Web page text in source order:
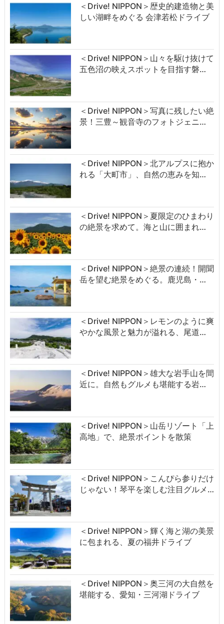
＜Drive! NIPPON＞歴史的建造物と美
しい湖畔をめぐる 会津若松ドライブ
＜Drive! NIPPON＞山々を駆け抜けて
五色沼の映えスポットを目指す磐…
＜Drive! NIPPON＞写真に残したい絶
景！三豊～観音寺のフォトジェニ…
＜Drive! NIPPON＞北アルプスに抱か
れる「大町市」、自然の恵みを知…
＜Drive! NIPPON＞夏限定のひまわり
の絶景を求めて。海と山に囲まれ…
＜Drive! NIPPON＞絶景の連続！開聞
岳を望む絶景をめぐる。鹿児島・…
＜Drive! NIPPON＞レモンのように爽
やかな風景と魅力が溢れる、尾道…
＜Drive! NIPPON＞雄大な岩手山を間
近に。自然もグルメも堪能する岩…
＜Drive! NIPPON＞山岳リゾート「上
高地」で、絶景ポイントを散策
＜Drive! NIPPON＞こんぴら参りだけ
じゃない！琴平を楽しむ注目グルメ…
＜Drive! NIPPON＞輝く海と湖の美景
に包まれる、夏の福井ドライブ
＜Drive! NIPPON＞奥三河の大自然を
堪能する、愛知・三河湖ドライブ